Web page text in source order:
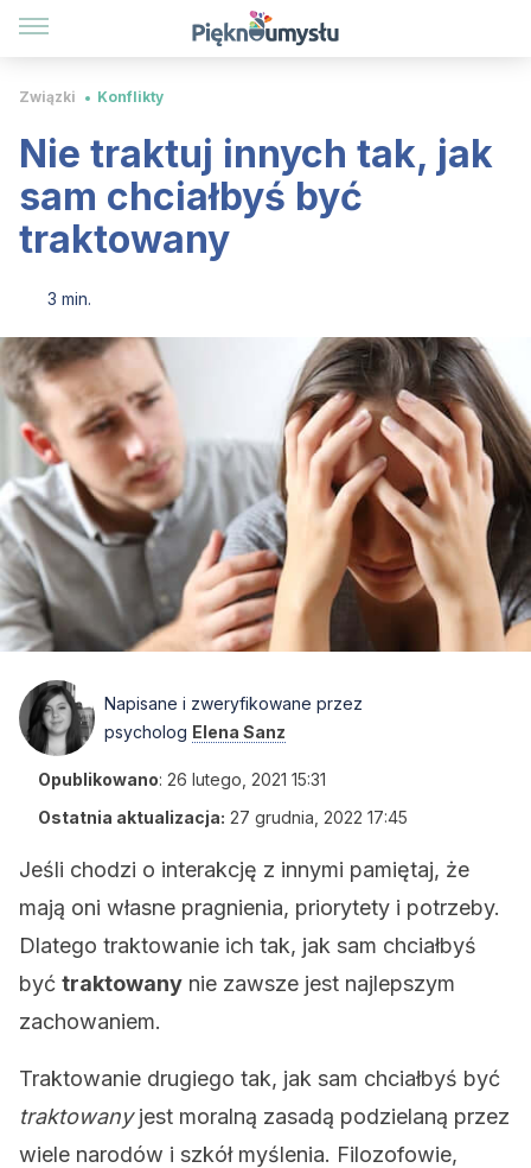
Związki Konflikty
Nie traktuj innych tak, jak
sam chciałbyś być
traktowany
3 min.
Napisane i zweryfikowane przez
psycholog Elena Sanz
Opublikowano: 26 lutego, 2021 15:31
Ostatnia aktualizacja: 27 grudnia, 2022 17:45
Jeśli chodzi o interakcję z innymi pamiętaj, że
mają oni własne pragnienia, priorytety i potrzeby.
Dlatego traktowanie ich tak, jak sam chciałbyś
być traktowany nie zawsze jest najlepszym
zachowaniem.
Traktowanie drugiego tak, jak sam chciałbyś być
traktowanyjest moralną zasadą podzielaną przez
wiele narodów i szkół myślenia. Filozofowie,